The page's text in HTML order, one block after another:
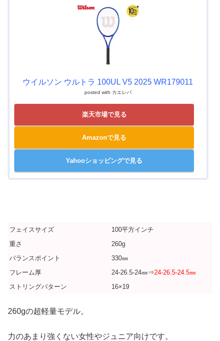
ウイルソン ウルトラ 100UL V5 2025 WR179011
posted with カエレバ
楽天市場で見る
Amazonで見る
Yahooショッピングで見る
フェイスサイズ
100平方インチ
重さ
260g
バランスポイント
330㎜
フレーム厚
24-26.5-24㎜⇒24-26.5-24.5㎜
ストリングパターン
16×19
260gの超軽量モデル。
力のあまり強くない女性やジュニア向けです。